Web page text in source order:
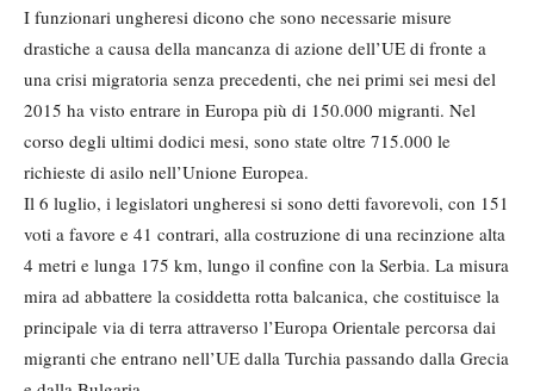
I funzionari ungheresi dicono che sono necessarie misure
drastiche a causa della mancanza di azione dell’UE di fronte a
una crisi migratoria senza precedenti, che nei primi sei mesi del
2015 ha visto entrare in Europa più di 150.000 migranti. Nel
corso degli ultimi dodici mesi, sono state oltre 715.000 le
richieste di asilo nell’Unione Europea.
Il 6 luglio, i legislatori ungheresi si sono detti favorevoli, con 151
voti a favore e 41 contrari, alla costruzione di una recinzione alta
4 metri e lunga 175 km, lungo il confine con la Serbia. La misura
mira ad abbattere la cosiddetta rotta balcanica, che costituisce la
principale via di terra attraverso l’Europa Orientale percorsa dai
migranti che entrano nell’UE dalla Turchia passando dalla Grecia